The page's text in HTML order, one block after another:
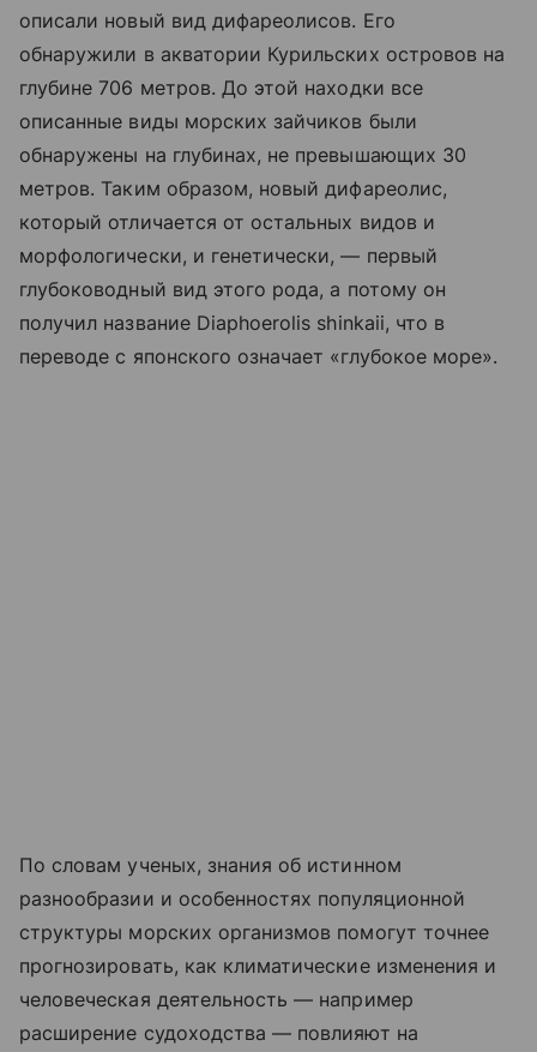
описали новый вид дифареолисов. Его
обнаружили в акватории Курильских островов на
глубине 706 метров. До этой находки все
описанные виды морских зайчиков были
обнаружены на глубинах, не превышающих 30
метров. Таким образом, новый дифареолис,
который отличается от остальных видов и
морфологически, и генетически, — первый
глубоководный вид этого рода, а потому он
получил название Diaphoerolis shinkaii, что в
переводе с японского означает «глубокое море».
По словам ученых, знания об истинном
разнообразии и особенностях популяционной
структуры морских организмов помогут точнее
прогнозировать, как климатические изменения и
человеческая деятельность — например
расширение судоходства — повлияют на